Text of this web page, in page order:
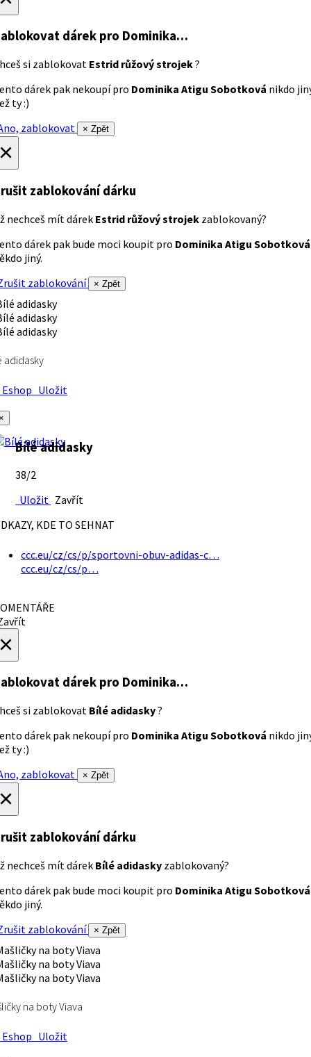
dárek pro Dominika…
si zablokovat Estrid růžový strojek?
dárek pak nekoupí pro Dominika Atigu Sobotková nikdo
ty :)
zablokovat
× Zpět
zablokování dárku
nechceš mít dárek Estrid růžový strojek zablokovaný?
dárek pak bude moci koupit pro Dominika Atigu Sobotková
jiný.
zablokování
× Zpět
adidasky
Uložit
Bílé adidasky
38/2
Uložit Zavřít
KDE TO SEHNAT
ccc.eu/cz/cs/p/sportovni-obuv-adidas-c…
ccc.eu/cz/cs/p…
dárek pro Dominika…
si zablokovat Bílé adidasky?
dárek pak nekoupí pro Dominika Atigu Sobotková nikdo
ty :)
zablokovat
× Zpět
zablokování dárku
nechceš mít dárek Bílé adidasky zablokovaný?
dárek pak bude moci koupit pro Dominika Atigu Sobotková
jiný.
zablokování
× Zpět
na boty Viava
Uložit